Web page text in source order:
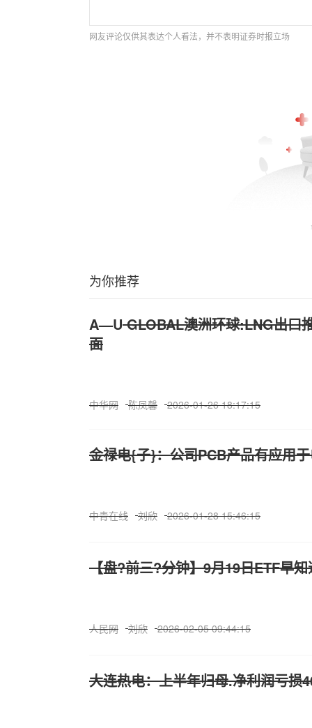
网友评论仅供其表达个人看法，并不表明证券时报立场
为你推荐
A—UGLOBAL澳洲环球:LNG出口
面
中华网 陈凤馨 2026-01-26 18:17:15
金禄电{子}：公司PCB产品有应用
中青在线 刘欣 2026-01-28 15:46:15
【盘?前三?分钟】9月19日ETF早知
人民网 刘欣 2026-02-05 09:44:15
大连热电：上半年归母.净利润亏损